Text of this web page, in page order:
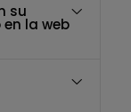
su
la web